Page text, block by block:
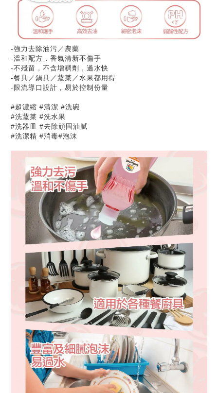
-強力去除油污／農藥
-溫和配方，香氣清新不傷手
-不殘留，不含增稠劑，過水快
-餐具／鍋具／蔬菜／水果都用得
-限流導口設計，易於控制份量
#超濃縮 #清潔 #洗碗
#洗蔬菜 #洗水果
#洗器皿 #去除頑固油膩
#洗潔精 #消毒#泡沫